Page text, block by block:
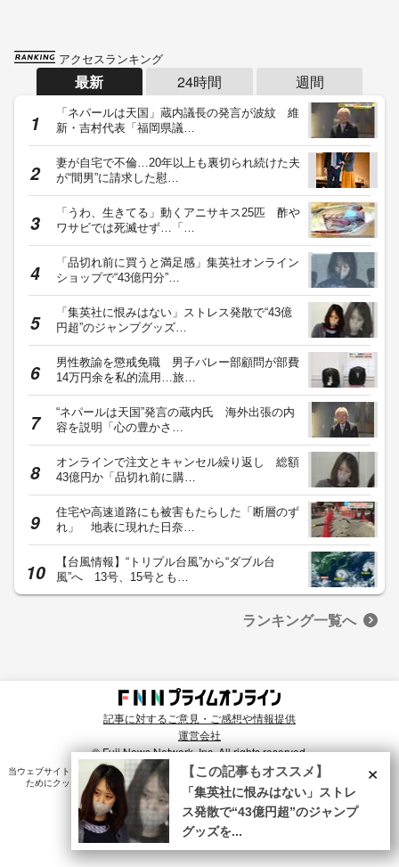
アクセスランキング
最新 24時間 週間
「ネパールは天国」蔵内議長の発言が波紋 維
新・吉村代表「福岡県議…
妻が自宅で不倫…20年以上も裏切られ続けた夫
が“間男”に請求した慰…
「うわ、生きてる」動くアニサキス25匹 酢や
ワサビでは死滅せず…「…
「品切れ前に買うと満足感」集英社オンライン
ショップで“43億円分”…
「集英社に恨みはない」ストレス発散で“43億
円超”のジャンプグッズ…
男性教諭を懲戒免職 男子バレー部顧問が部費
14万円余を私的流用…旅…
“ネパールは天国”発言の蔵内氏 海外出張の内
容を説明「心の豊かさ…
オンラインで注文とキャンセル繰り返し 総額
43億円か「品切れ前に購…
住宅や高速道路にも被害もたらした「断層のず
れ」 地表に現れた日奈…
【台風情報】“トリプル台風”から“ダブル台
風”へ 13号、15号とも…
ランキング一覧へ
記事に対するご意見・ご感想や情報提供
運営会社
© Fuji News Network, Inc. All rights reserved.
当ウェブサイトでは、ユーザのニーズ・興味・関⼼に合致したコンテンツや広告配信を提供する
ためにクッキーを使⽤しています。詳細は、
プライバシーポリシー をご確認ください。×
【この記事もオススメ】
「集英社に恨みはない」ストレ
ス発散で“43億円超”のジャンプ
グッズを...